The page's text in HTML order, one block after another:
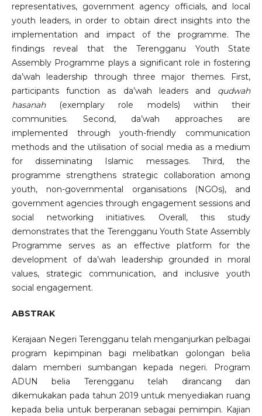
representatives, government agency officials, and local
youth leaders, in order to obtain direct insights into the
implementation and impact of the programme. The
findings reveal that the Terengganu Youth State
Assembly Programme plays a significant role in fostering
da’wah leadership through three major themes. First,
participants function as da’wah leaders and qudwah
hasanah(exemplary role models) within their
communities. Second, da’wah approaches are
implemented through youth-friendly communication
methods and the utilisation of social media as a medium
for disseminating Islamic messages. Third, the
programme strengthens strategic collaboration among
youth, non-governmental organisations (NGOs), and
government agencies through engagement sessions and
social networking initiatives. Overall, this study
demonstrates that the Terengganu Youth State Assembly
Programme serves as an effective platform for the
development of da’wah leadership grounded in moral
values, strategic communication, and inclusive youth
social engagement.
ABSTRAK
Kerajaan Negeri Terengganu telah menganjurkan pelbagai
program kepimpinan bagi melibatkan golongan belia
dalam memberi sumbangan kepada negeri. Program
ADUN belia Terengganu telah dirancang dan
dikemukakan pada tahun 2019 untuk menyediakan ruang
kepada belia untuk berperanan sebagai pemimpin. Kajian